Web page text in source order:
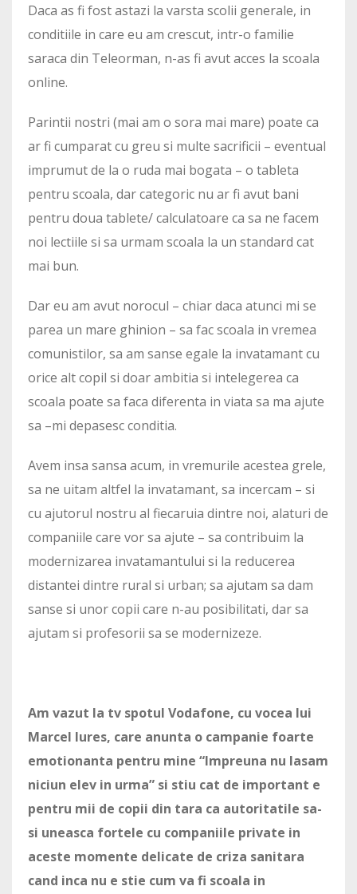
Daca as fi fost astazi la varsta scolii generale, in
conditiile in care eu am crescut, intr-o familie
saraca din Teleorman, n-as fi avut acces la scoala
online.
Parintii nostri (mai am o sora mai mare) poate ca
ar fi cumparat cu greu si multe sacrificii – eventual
imprumut de la o ruda mai bogata – o tableta
pentru scoala, dar categoric nu ar fi avut bani
pentru doua tablete/ calculatoare ca sa ne facem
noi lectiile si sa urmam scoala la un standard cat
mai bun.
Dar eu am avut norocul – chiar daca atunci mi se
parea un mare ghinion – sa fac scoala in vremea
comunistilor, sa am sanse egale la invatamant cu
orice alt copil si doar ambitia si intelegerea ca
scoala poate sa faca diferenta in viata sa ma ajute
sa –mi depasesc conditia.
Avem insa sansa acum, in vremurile acestea grele,
sa ne uitam altfel la invatamant, sa incercam – si
cu ajutorul nostru al fiecaruia dintre noi, alaturi de
companiile care vor sa ajute – sa contribuim la
modernizarea invatamantului si la reducerea
distantei dintre rural si urban; sa ajutam sa dam
sanse si unor copii care n-au posibilitati, dar sa
ajutam si profesorii sa se modernizeze.
Am vazut la tv spotul Vodafone, cu vocea lui
Marcel Iures, care anunta o campanie foarte
emotionanta pentru mine “Impreuna nu lasam
niciun elev in urma” si stiu cat de important e
pentru mii de copii din tara ca autoritatile sa-
si uneasca fortele cu companiile private in
aceste momente delicate de criza sanitara
cand inca nu e stie cum va fi scoala in